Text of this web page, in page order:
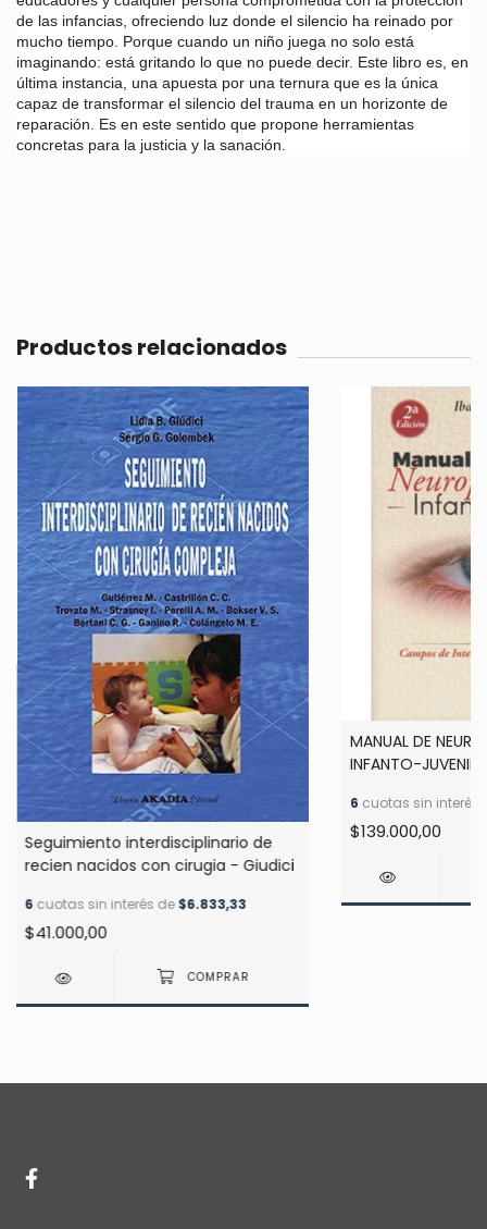
de las infancias, ofreciendo luz donde el silencio ha reinado por
mucho tiempo. Porque cuando un niño juega no solo está
imaginando: está gritando lo que no puede decir. Este libro es, en
última instancia, una apuesta por una ternura que es la única
capaz de transformar el silencio del trauma en un horizonte de
reparación. Es en este sentido que propone herramientas
concretas para la justicia y la sanación.
Productos relacionados
Seguimiento interdisciplinario de
recien nacidos con cirugia - Giudici
6 cuotas sin interés de$6.833,33
$41.000,00
MANUAL DE
INFANTO-
6 cuotas sin interés
$139.000,00